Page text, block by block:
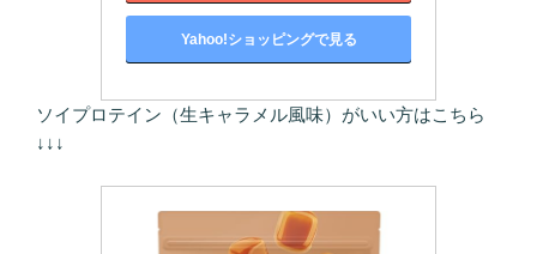
Yahoo!ショッピングで見る
ソイプロテイン（生キャラメル風味）がいい方はこちら
↓↓↓